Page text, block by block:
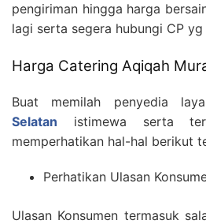
pengiriman hingga harga
lagi serta segera hubungi CP yg
Harga Catering Aqiqah
Buat memilah penyedia
Selatan istimewa serta
memperhatikan hal-hal berikut
Perhatikan Ulasan
Ulasan Konsumen termasuk